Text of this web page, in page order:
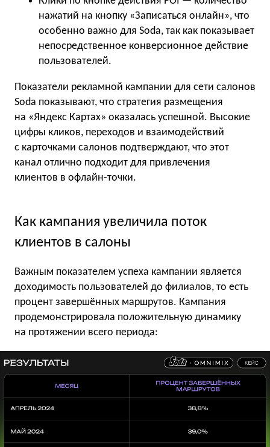
нажатий на кнопку «Записаться онлайн», что
особенно важно для Soda, так как показывает
непосредственное конверсионное действие
пользователей.
Показатели рекламной кампании для сети салонов
Soda показывают, что стратегия размещения
на «Яндекс Картах» оказалась успешной. Высокие
цифры кликов, переходов и взаимодействий
с карточками салонов подтверждают, что этот
канал отлично подходит для привлечения
клиентов в офлайн-точки.
Как кампания увеличила поток
клиентов в салоны
Важным показателем успеха кампании является
доходимость пользователей до филиалов, то есть
процент завершённых маршрутов. Кампания
продемонстрировала положительную динамику
на протяжении всего периода: